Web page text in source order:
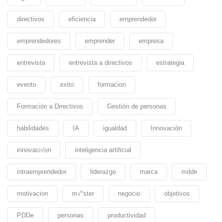
directivos eficiencia emprendedor
emprendedores emprender empresa
entrevista entrevista a directivos estrategia
evento exito formacion
Formación a Directivos Gestión de personas
habilidades IA igualdad Innovación
innovaci√≥n inteligencia artificial
intraemprendedor liderazgo marca mdde
motivacion m√°ster negocio objetivos
PDDe personas productividad